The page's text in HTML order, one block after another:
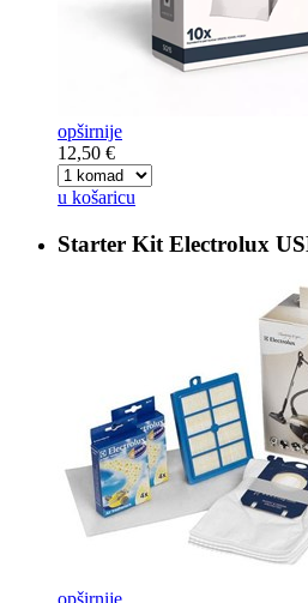
opširnije
12,50 €
u košaricu
Starter Kit Electrolux